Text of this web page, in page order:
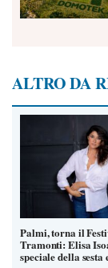
ALTRO DA
Palmi, torna il
Tramonti: Elisa
speciale della sesta